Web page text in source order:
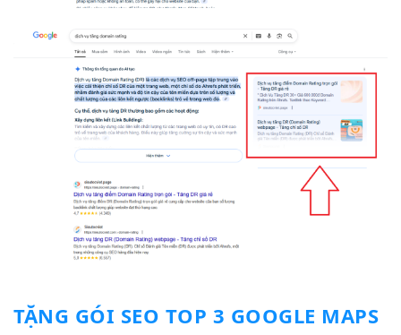
TẶNG GÓI SEO TOP 3 GOOGLE MAPS